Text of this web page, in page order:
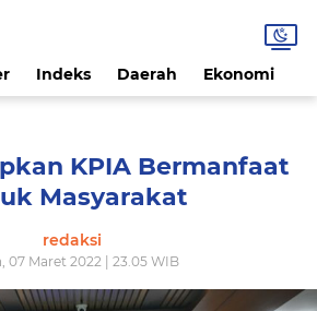
Indeks Daerah Ekonomi
KPIA Bermanfaat
Masyarakat
redaksi
07 Maret 2022 | 23.05 WIB